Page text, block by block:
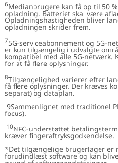
6Medianbrugere kan få op til 50
opladning. Batteriet skal være
Opladningshastigheden bliver
opladningen skrider frem.
75G-serviceabonnement og 5G-
er kun tilgængelig i udvalgte
kompatibel med alle 5G-netværk.
for at få flere oplysninger.
8Tilgængelighed varierer efter
få flere oplysninger. Der kræves
separat) og dataplan.
9Sammenlignet med traditionel
focus).
10NFC-understøttet
kræver fingeraftryksgodkendelse.
*Det tilgængelige brugerlager er
forudindlæst software og kan